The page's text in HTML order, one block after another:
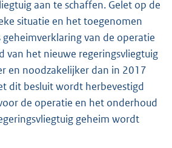
aan te schaffen. Gelet op de
situatie en het toegenomen
geheimverklaring van de operatie
van het nieuwe regeringsvliegtuig
en noodzakelijker dan in 2017
dit besluit wordt herbevestigd
de operatie en het onderhoud
geheim wordt